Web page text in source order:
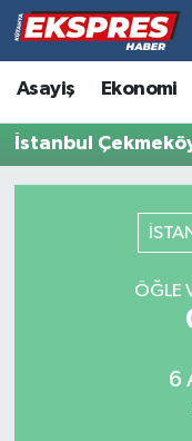
Asayiş Ekonomi
İstanbul
ÖĞLE
6
Altıntaş
Asayiş
Biyografiler
Hava Durumu
Trafik Durumu
Tüm Manşetler
Son Dakika